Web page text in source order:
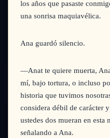
los años que pasaste
una sonrisa maquiavélica.
Ana guardó silencio.
—Anat te quiere muerta,
mí, bajo tortura, o incluso
historia que tuvimos
considera débil de carácter
ustedes dos mueran en
señalando a Ana.